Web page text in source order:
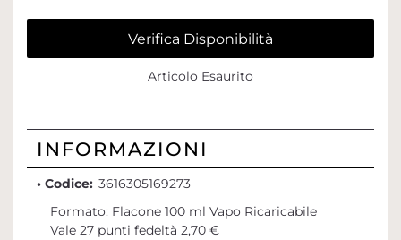
Verifica Disponibilità
Articolo Esaurito
INFORMAZIONI
• Codice: 3616305169273
Formato: Flacone 100 ml Vapo Ricaricabile
Vale 27 punti fedeltà 2,70 €